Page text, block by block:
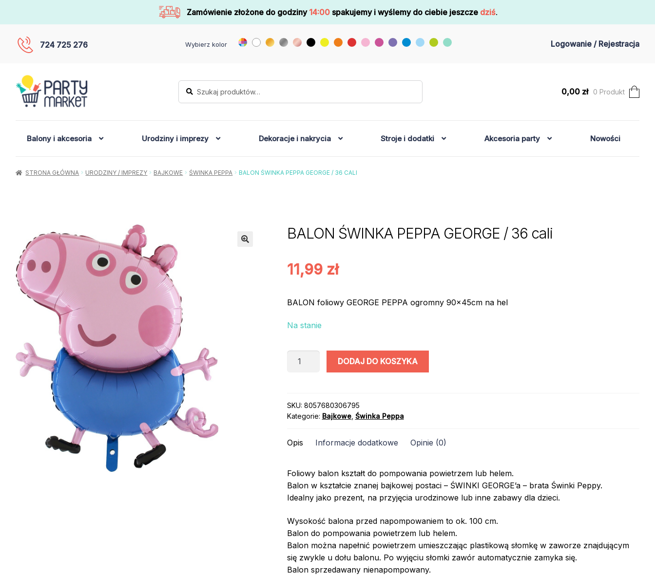
Zamówienie złożone do godziny 14:00 spakujemy i wyślemy do ciebie jeszcze dziś.
724 725 276 Wybierz kolor Logowanie / Rejestracja
Szukaj:
Szukaj
0,00 zł 0 Produkt
Balony i akcesoria Urodziny i imprezy Dekoracje i nakrycia Stroje i dodatki Akcesoria party Nowości
STRONA GŁÓWNA URODZINY / IMPREZY BAJKOWE ŚWINKA PEPPA BALON ŚWINKA PEPPA GEORGE / 36 CALI
BALON ŚWINKA PEPPA GEORGE / 36 cali
11,99 zł
BALON foliowy GEORGE PEPPA ogromny 90x45cm na hel
Na stanie
GEORGE
/
cali
DODAJ DO KOSZYKA
SKU: 8057680306795
Kategorie: Bajkowe, Świnka Peppa
Opis Informacje dodatkowe Opinie (0)
Foliowy balon kształt do pompowania powietrzem lub helem.
Balon w kształcie znanej bajkowej postaci – ŚWINKI GEORGE’a – brata Świnki Peppy.
Idealny jako prezent, na przyjęcia urodzinowe lub inne zabawy dla dzieci.
Wysokość balona przed napompowaniem to ok. 100 cm.
Balon do pompowania powietrzem lub helem.
Balon można napełnić powietrzem umieszczając plastikową słomkę w zaworze znajdującym
się zwykle u dołu balonu. Po wyjęciu słomki zawór automatycznie zamyka się.
Balon sprzedawany nienapompowany.